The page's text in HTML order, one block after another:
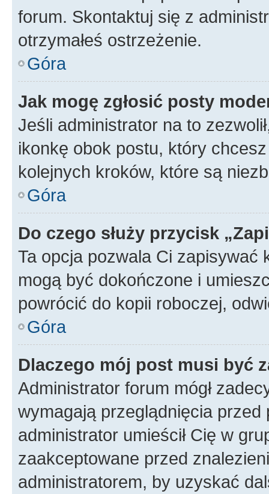
forum. Skontaktuj się z
otrzymałeś ostrzeżenie.
Góra
Jak mogę zgłosić posty
Jeśli administrator na to
ikonkę obok postu, który
kolejnych kroków, które są
Góra
Do czego służy przycisk
Ta opcja pozwala Ci zapisywać
mogą być dokończone i
powrócić do kopii roboczej,
Góra
Dlaczego mój post musi być
Administrator forum mógł
wymagają przeglądnięcia
administrator umieścił Cię w
zaakceptowane przed
administratorem, by uzyskać